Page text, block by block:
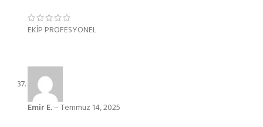
EKİP PROFESYONEL
Emir E.–Temmuz 14, 2025